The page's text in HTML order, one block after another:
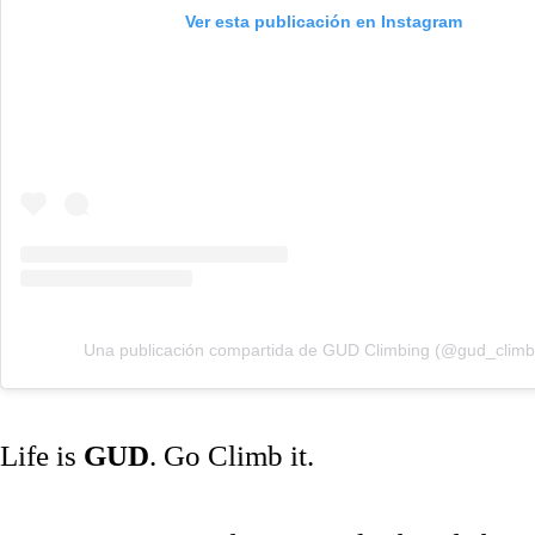
Ver esta publicación en Instagram
Una publicación compartida de GUD Climbing
Life is GUD. Go Climb it.